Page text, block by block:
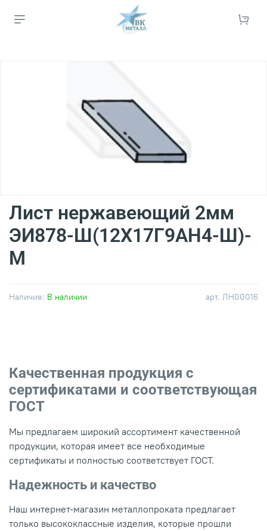
арт. ЛН00016
Наличие: В наличии
Лист нержавеющий 2мм
ЭИ878-Ш(12Х17Г9АН4-Ш)-
М
Качественная продукция с
сертификатами и соответствующая
ГОСТ
Мы предлагаем широкий ассортимент качественной
продукции, которая имеет все необходимые
сертификаты и полностью соответствует ГОСТ.
Надежность и качество
Наш интернет-магазин металлопроката предлагает
только высококлассные изделия, которые прошли